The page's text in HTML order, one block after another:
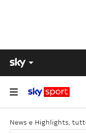
News e Highlights,